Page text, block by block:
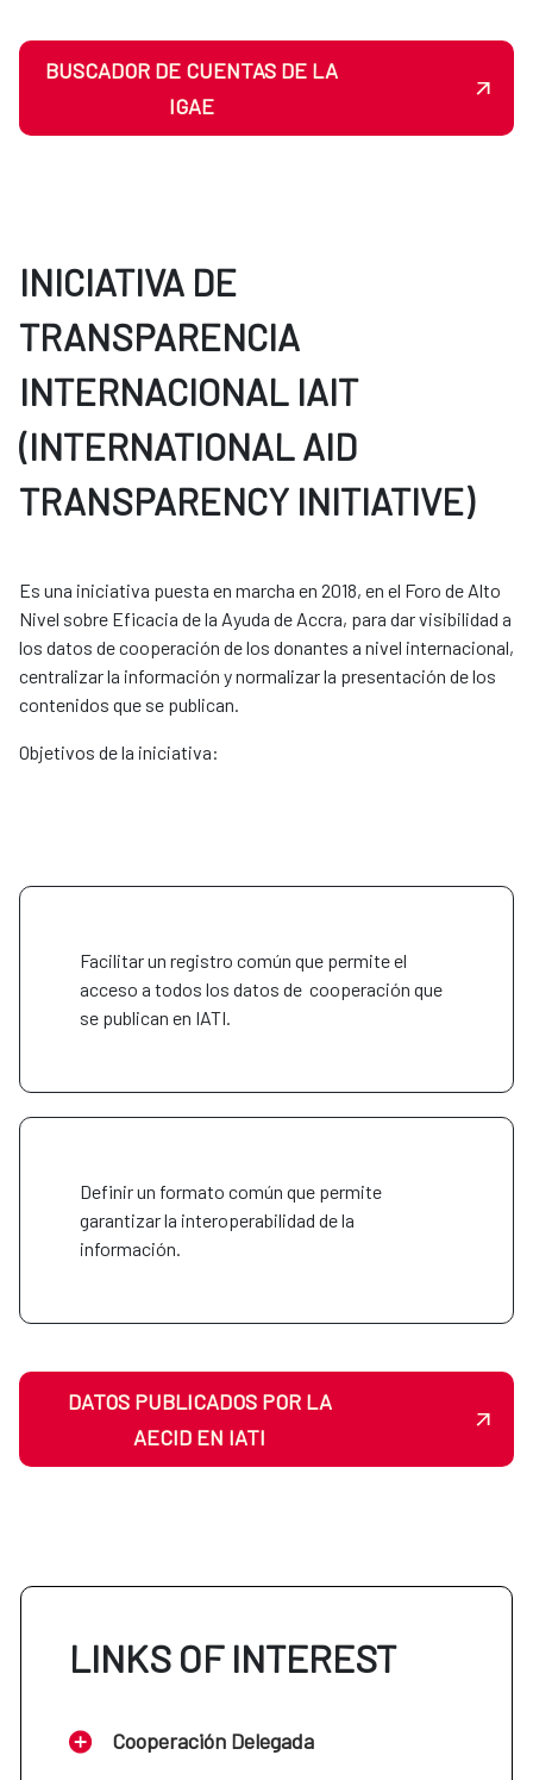
BUSCADOR DE CUENTAS DE LA
IGAE
INICIATIVA DE
TRANSPARENCIA
INTERNACIONAL IAIT
(INTERNATIONAL AID
TRANSPARENCY INITIATIVE)
Es una iniciativa puesta en marcha en 2018, en el Foro de Alto
Nivel sobre Eficacia de la Ayuda de Accra, para dar visibilidad a
los datos de cooperación de los donantes a nivel internacional,
centralizar la información y normalizar la presentación de los
contenidos que se publican.
Objetivos de la iniciativa:
Facilitar un registro común que permite el
acceso a todos los datos de cooperación que
se publican en IATI.
Definir un formato común que permite
garantizar la interoperabilidad de la
información.
DATOS PUBLICADOS POR LA
AECID EN IATI
LINKS OF INTEREST
Cooperación Delegada